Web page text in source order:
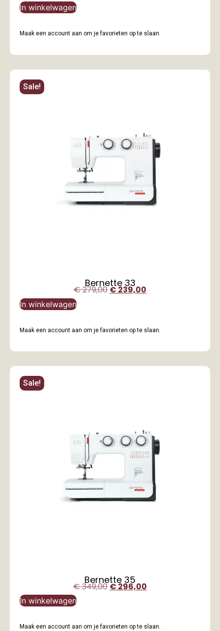
In winkelwagen
Maak een account aan om je favorieten op te slaan.
Sale!
Bernette 33
€279,00 €239,00
In winkelwagen
Maak een account aan om je favorieten op te slaan.
Sale!
Bernette 35
€349,00 €296,00
In winkelwagen
Maak een account aan om je favorieten op te slaan.